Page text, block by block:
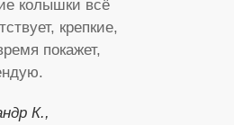
колышки всё
крепкие,
покажет,
К.,